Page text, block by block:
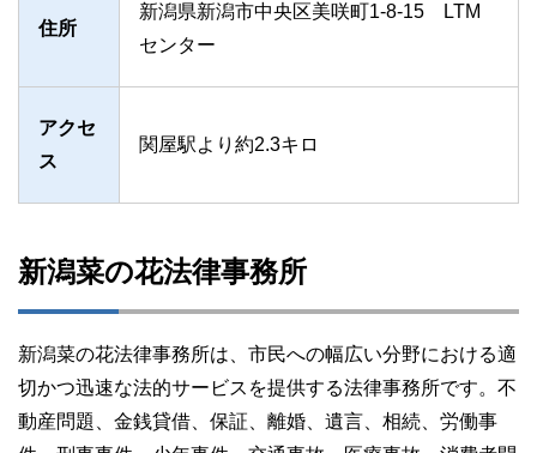
住所
新潟県新潟市中央区美咲町1-8-15 LTM
センター
アクセ
ス
関屋駅より約2.3キロ
新潟菜の花法律事務所
新潟菜の花法律事務所は、市民への幅広い分野における適
切かつ迅速な法的サービスを提供する法律事務所です。不
動産問題、金銭貸借、保証、離婚、遺言、相続、労働事